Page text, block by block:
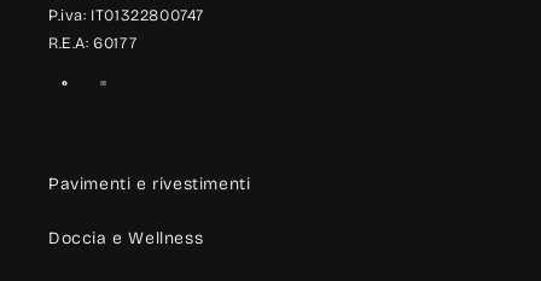
P.iva: IT01322800747
R.E.A: 60177
Pavimenti e rivestimenti
Doccia e Wellness